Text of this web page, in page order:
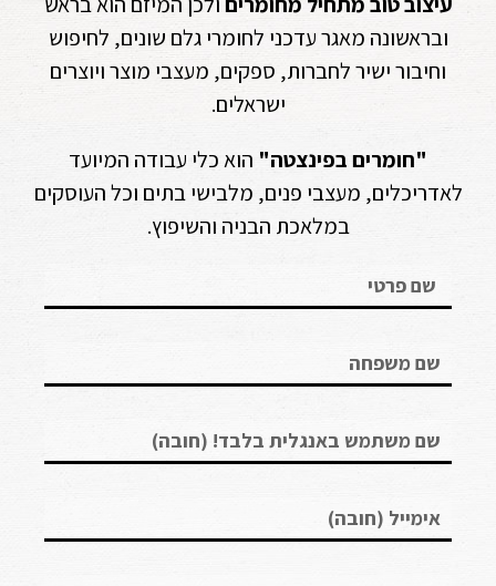
ובראשונה מאגר עדכני לחומרי גלם שונים, לחיפוש
וחיבור ישיר לחברות, ספקים, מעצבי מוצר ויוצרים
ישראלים.
"חומרים בפינצטה" הוא כלי עבודה המיועד
לאדריכלים, מעצבי פנים, מלבישי בתים וכל העוסקים
במלאכת הבניה והשיפוץ.